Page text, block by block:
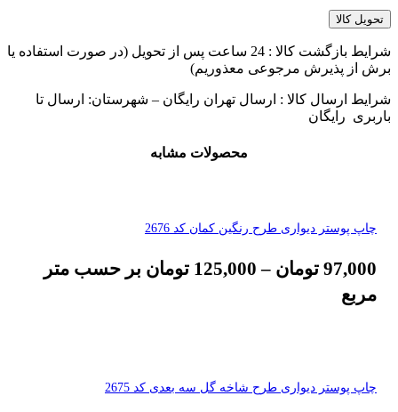
تحویل کالا
شرایط بازگشت کالا : 24 ساعت پس از تحویل (در صورت استفاده یا
برش از پذیرش مرجوعی معذوریم)
شرایط ارسال کالا : ارسال تهران رایگان – شهرستان: ارسال تا
باربری رایگان
محصولات مشابه
چاپ پوستر دیواری طرح رنگین کمان کد 2676
97,000 تومان –
125,000 تومان بر حسب متر
مربع
چاپ پوستر دیواری طرح شاخه گل سه بعدی کد 2675